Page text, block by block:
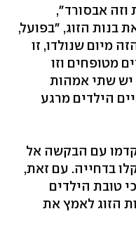
אבסורד",
בנות הזוג, "בפועל,
מיום שנולדו, זו
מטופחים וזו
שתי אמהות
הילדים מרגע
עם הבקשה אל
בדחייה. עם זאת,
טובת הילדים
הזוג לאמץ את